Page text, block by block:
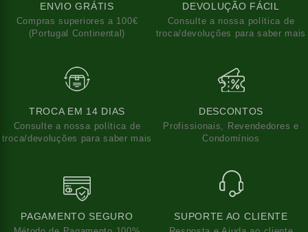
ENVIO GRÁTIS
Compras superiores a 100€
(Portugal Continental)
DEVOLUÇÃO FÁCIL
Consulte a nossa política de
troca/devoluções para saber mais
TROCA EM 14 DIAS
Consulte a nossa política de
troca/devoluções para saber mais
DESCONTOS
Profissionais, Revendedores e
Condomínios
PAGAMENTO SEGURO SUPORTE AO CLIENTE